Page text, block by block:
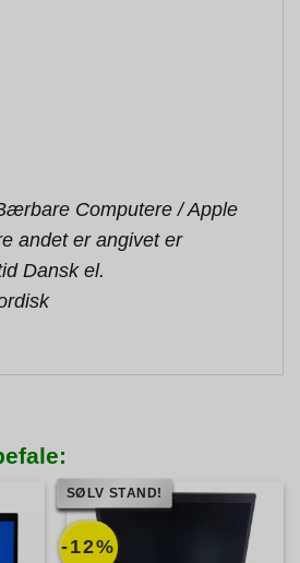
Computere / Apple
andet er angivet er
Dansk el.
-12%
SØLV STAND!